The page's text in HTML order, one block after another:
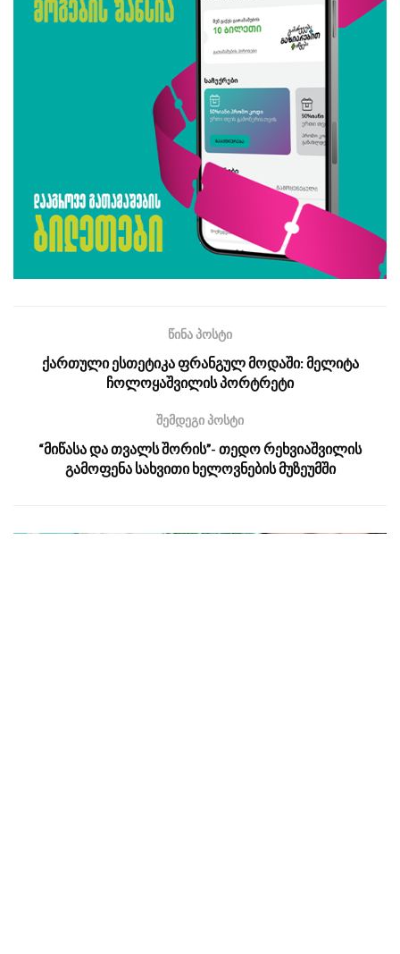
წინა პოსტი
ქართული ესთეტიკა ფრანგულ მოდაში: მელიტა
ჩოლოყაშვილის პორტრეტი
შემდეგი პოსტი
“მიწასა და თვალს შორის”- თედო რეხვიაშვილის
გამოფენა სახვითი ხელოვნების მუზეუმში